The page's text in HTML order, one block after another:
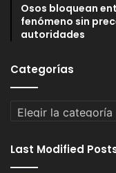
Osos bloquean
fenómeno sin
autoridades
Categorías
Categorías
Last Modified